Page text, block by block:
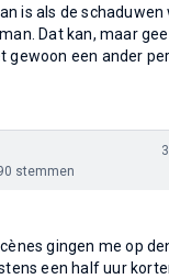
is als de
Dat kan, maar
gewoon een ander
stemmen
gingen me op
een half uur